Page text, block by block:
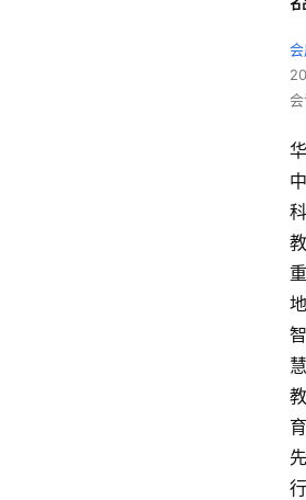
华
中
科
教
重
地
智
慧
教
育
先
行